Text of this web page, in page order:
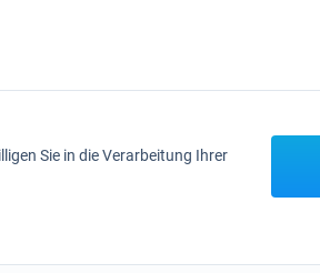
Sie in die Verarbeitung Ihrer